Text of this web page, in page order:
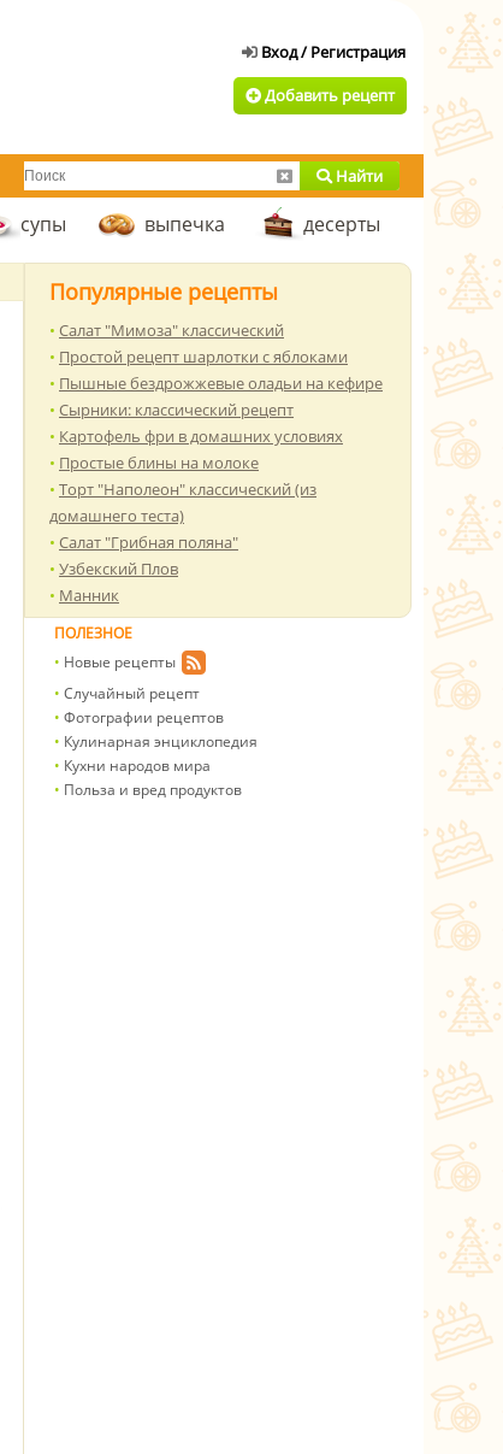
Добавить рецепт
Найти
супы выпечка десерты
Популярные рецепты
Салат "Мимоза" классический
Простой рецепт шарлотки с яблоками
Пышные бездрожжевые оладьи на кефире
Сырники: классический рецепт
Картофель фри в домашних условиях
Простые блины на молоке
Торт "Наполеон" классический (из
домашнего теста)
Салат "Грибная поляна"
Узбекский Плов
Манник
ПОЛЕЗНОЕ
Новые рецепты
Случайный рецепт
Фотографии рецептов
Кулинарная энциклопедия
Кухни народов мира
Польза и вред продуктов